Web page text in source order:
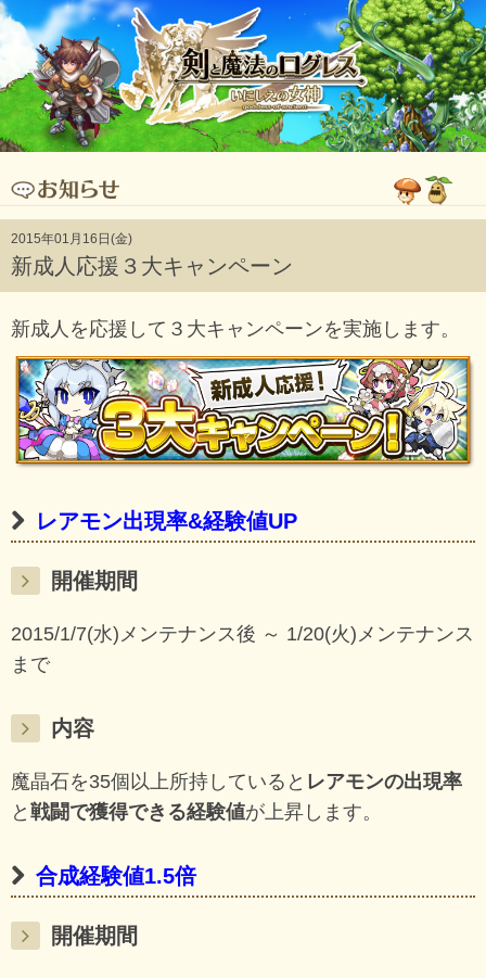
2015年01月16日(金)
新成人応援３大キャンペーン
新成人を応援して３大キャンペーンを実施します。
レアモン出現率&経験値UP
開催期間
2015/1/7(水)メンテナンス後 ～ 1/20(火)メンテナンス
まで
内容
魔晶石を35個以上所持していると レアモンの出現率
と 戦闘で獲得できる経験値が上昇します。
合成経験値1.5倍
開催期間